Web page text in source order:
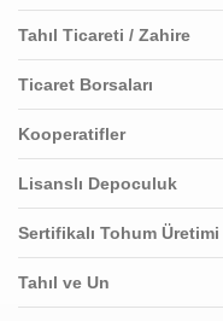
Tahıl Ticareti / Zahire
Ticaret Borsaları
Kooperatifler
Lisanslı Depoculuk
Sertifikalı Tohum Üretimi
Tahıl ve Un